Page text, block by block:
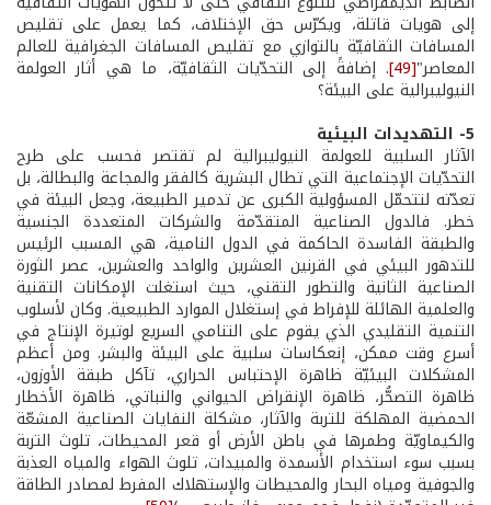
إلى هويات قاتلة، ويكرّس حق الإختلاف، كما يعمل على تقليص
المسافات الثقافيّة بالتوازي مع تقليص المسافات الجغرافية للعالم
المعاصر"[49] . إضافةً إلى التحدّيات الثقافيّة، ما هي أثار العولمة
النيوليبرالية على البيئة؟
5- التهديدات البيئية
الآثار السلبية للعولمة النيوليبرالية لم تقتصر فحسب على طرح
التحدّيات الإجتماعية التي تطال البشرية كالفقر والمجاعة والبطالة، بل
تعدّته لتتحمّل المسؤولية الكبرى عن تدمير الطبيعة، وجعل البيئة في
خطر. فالدول الصناعية المتقدّمة والشركات المتعددة الجنسية
والطبقة الفاسدة الحاكمة في الدول النامية، هي المسبب الرئيس
للتدهور البيئي في القرنين العشرين والواحد والعشرين، عصر الثورة
الصناعية الثانية والتطور التقني، حيث استغلت الإمكانات التقنية
والعلمية الهائلة للإفراط في إستغلال الموارد الطبيعية. وكان لأسلوب
التنمية التقليدي الذي يقوم على التنامي السريع لوتيرة الإنتاج في
أسرع وقت ممكن، إنعكاسات سلبية على البيئة والبشر. ومن أعظم
المشكلات البيئيّة ظاهرة الإحتباس الحراري، تآكل طبقة الأوزون،
ظاهرة التصحُّر، ظاهرة الإنقراض الحيواني والنباتي، ظاهرة الأخطار
الحمضية المهلكة للتربة والآثار، مشكلة النفايات الصناعية المشعّة
والكيماويّة وطمرها في باطن الأرض أو قعر المحيطات، تلوث التربة
بسبب سوء استخدام الأسمدة والمبيدات، تلوث الهواء والمياه العذبة
والجوفية ومياه البحار والمحيطات والإستهلاك المفرط لمصادر الطاقة